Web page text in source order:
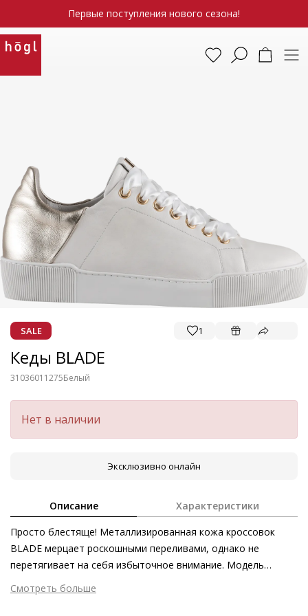
Первые поступления нового сезона!
SALE 1
Кеды BLADE
31036011275Белый
Нет в наличии
Эксклюзивно онлайн
Описание Характеристики
Просто блестяще! Металлизированная кожа кроссовок
BLADE мерцает роскошными переливами, однако не
перетягивает на себя избыточное внимание. Модель
неповторима и с точки зрения экологичности: мягкая кожа
ягнёнка от исключительно сертифицированных
Смотреть больше